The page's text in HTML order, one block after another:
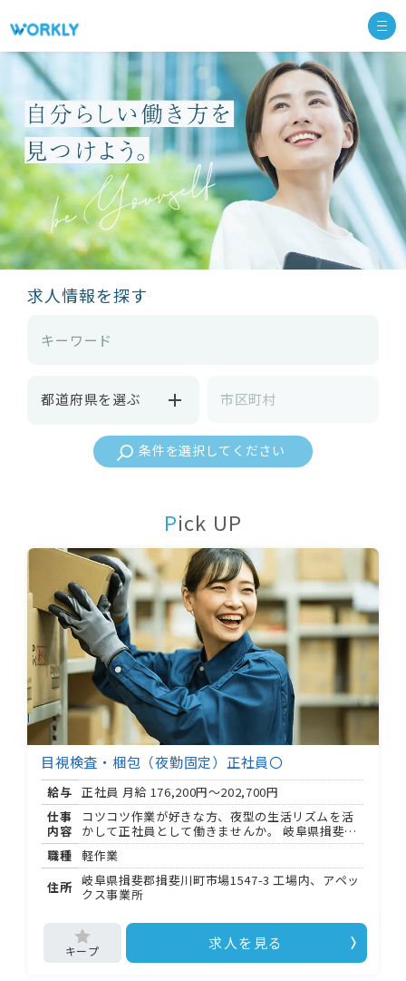
求人情報を探す
都道府県を選ぶ 市区町村
条件を選択してください
Pick UP
目視検査・梱包（夜勤固定）正社員〇
給与 正社員 月給 176,200円～202,700円
仕事
内容
コツコツ作業が好きな方、夜型の生活リズムを活
かして正社員として働きませんか。 岐阜県揖斐郡
揖斐川町にある工場で、スティックタイプの健康
補助食品の検品・梱包をお任せします。接客な
し、静かな環境で集中して取り組める仕事です。
＝＝＝＝＝＝＝＝＝＝＝＝＝＝＝＝＝＝＝＝＝ ・
製品のキズ・汚れを目視でチェック ・印字や柄の
ェック ・段ボールへの梱包 ・梱包後の数量確認
＝＝＝＝＝＝＝＝＝＝＝＝＝＝＝＝＝＝＝＝＝ 検
品と梱包を交代しながら担当するため、単調にな
職種 軽作業
住所 岐阜県揖斐郡揖斐川町市場1547-3 工場内、アペッ
クス事業所
求人を見る